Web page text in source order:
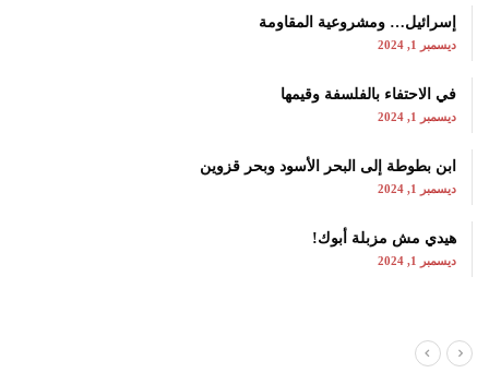
إسرائيل… ومشروعية المقاومة
ديسمبر 1, 2024
في الاحتفاء بالفلسفة وقيمها
ديسمبر 1, 2024
ابن بطوطة إلى البحر الأسود وبحر قزوين
ديسمبر 1, 2024
هيدي مش مزبلة أبوك!
ديسمبر 1, 2024